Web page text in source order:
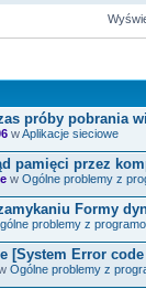
próby pobrania
wAplikacje sieciowe
pamięci przez
w Ogólne problemy z
Formy
problemy z
[System Error code
Ogólne problemy z